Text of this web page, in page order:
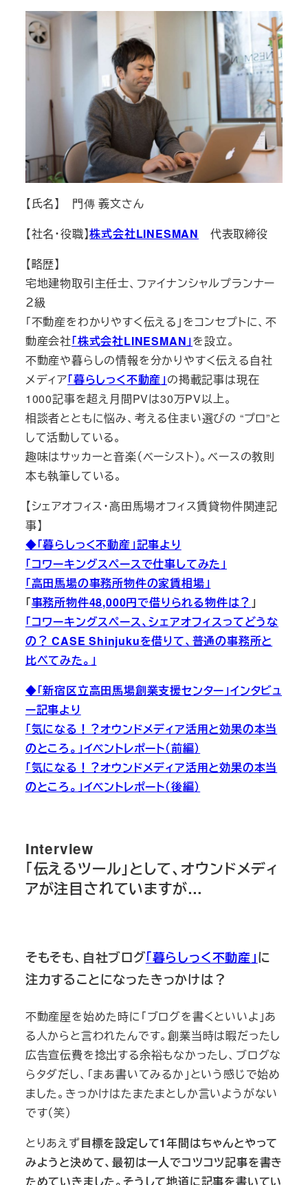
【氏名】 門傳 義文さん
【社名・役職】株式会社LINESMAN 代表取締役
【略歴】
宅地建物取引主任士、ファイナンシャルプランナー
２級
「不動産をわかりやすく伝える」をコンセプトに、不
動産会社「株式会社LINESMAN」を設立。
不動産や暮らしの情報を分かりやすく伝える自社
メディア「暮らしっく不動産」の掲載記事は現在
1000記事を超え月間PVは30万PV以上。
相談者とともに悩み、考える住まい選びの “プロ”と
して活動している。
趣味はサッカーと音楽（ベーシスト）。ベースの教則
本も執筆している。
【シェアオフィス・高田馬場オフィス賃貸物件関連記
事】
◆「暮らしっく不動産」記事より
「コワーキングスペースで仕事してみた」
「高田馬場の事務所物件の家賃相場」
「事務所物件48,000円で借りられる物件は？ 」
「コワーキングスペース、シェアオフィスってどうな
の？ CASE Shinjukuを借りて、普通の事務所と
比べてみた。」
◆「新宿区立高田馬場創業支援センター」インタビュ
ー記事より
「気になる！？オウンドメディア活用と効果の本当
のところ。」イベントレポート（前編）
「気になる！？オウンドメディア活用と効果の本当
のところ。」イベントレポート（後編）
Interview
「伝えるツール」として、オウンドメディ
アが注目されていますが…
そもそも、自社ブログ「暮らしっく不動産」に
注力することになったきっかけは？
不動産屋を始めた時に「ブログを書くといいよ」あ
る人からと言われたんです。創業当時は暇だったし
広告宣伝費を捻出する余裕もなかったし、ブログな
らタダだし、「まあ書いてみるか」という感じで始め
ました。きっかけはたまたまとしか言いようがない
です（笑）
とりあえず目標を設定して1年間はちゃんとやって
みようと決めて、最初は一人でコツコツ記事を書き
ためていきました。そうして地道に記事を書いてい